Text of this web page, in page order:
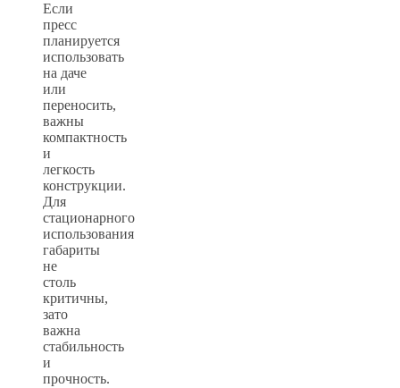
Если
пресс
планируется
использовать
на даче
или
переносить,
важны
компактность
и
легкость
конструкции.
Для
стационарного
использования
габариты
не
столь
критичны,
зато
важна
стабильность
и
прочность.